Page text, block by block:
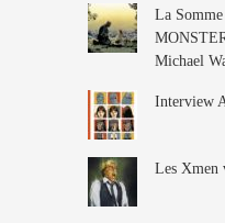
La
Michael
Interview
Les Xmen